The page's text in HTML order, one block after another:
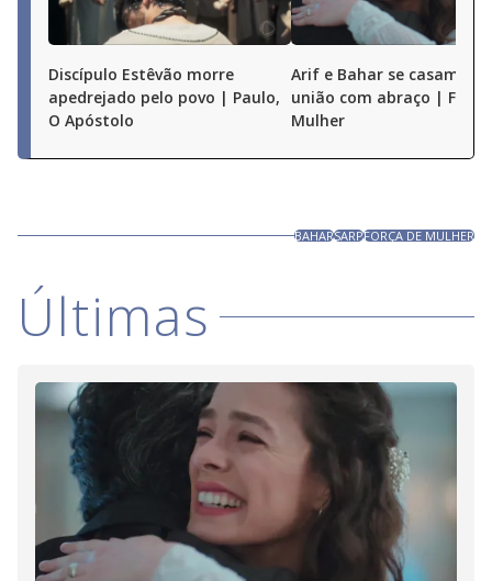
Discípulo Estêvão morre
apedrejado pelo povo | Paulo,
O Apóstolo
Arif e Bahar se casam e
união com abraço |
Mulher
BAHARSARPFORÇA DE MULHER
Últimas